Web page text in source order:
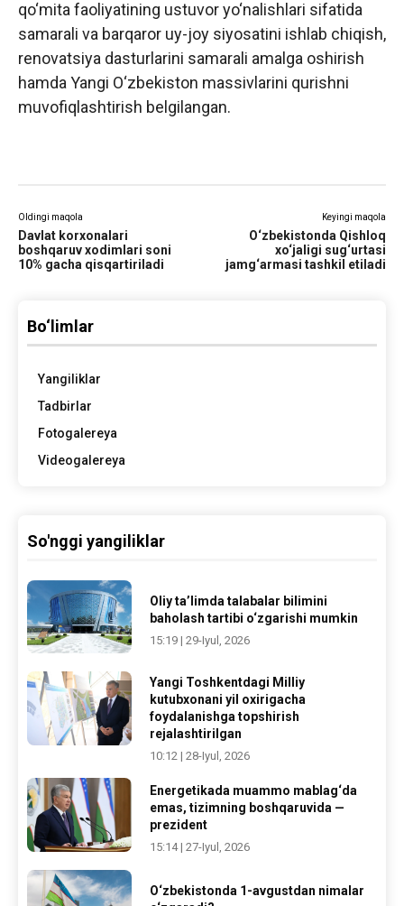
qo‘mita faoliyatining ustuvor yo‘nalishlari sifatida
samarali va barqaror uy-joy siyosatini ishlab chiqish,
renovatsiya dasturlarini samarali amalga oshirish
hamda Yangi O‘zbekiston massivlarini qurishni
muvofiqlashtirish belgilangan.
Oldingi maqola
Davlat korxonalari
boshqaruv xodimlari soni
10% gacha qisqartiriladi
Keyingi maqola
O‘zbekistonda Qishloq
xo‘jaligi sug‘urtasi
jamg‘armasi tashkil etiladi
Bo‘limlar
Yangiliklar
Tadbirlar
Fotogalereya
Videogalereya
So'nggi yangiliklar
Oliy ta’limda talabalar bilimini
baholash tartibi o‘zgarishi mumkin
15:19 | 29-Iyul, 2026
Yangi Toshkentdagi Milliy
kutubxonani yil oxirigacha
foydalanishga topshirish
rejalashtirilgan
10:12 | 28-Iyul, 2026
Energetikada muammo mablag‘da
emas, tizimning boshqaruvida —
prezident
15:14 | 27-Iyul, 2026
O‘zbekistonda 1-avgustdan nimalar